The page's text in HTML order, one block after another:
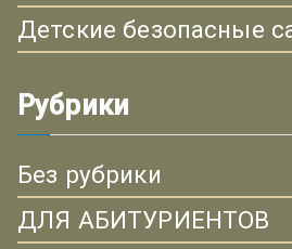
Детские безопасные
Рубрики
Без рубрики
ДЛЯ АБИТУРИЕНТОВ